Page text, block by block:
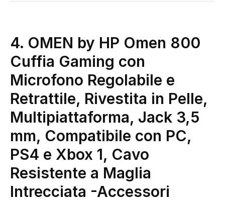
4. OMEN by HP Omen 800
Cuffia Gaming con
Microfono Regolabile e
Retrattile, Rivestita in Pelle,
Multipiattaforma, Jack 3,5
mm, Compatibile con PC,
PS4 e Xbox 1, Cavo
Resistente a Maglia
Intrecciata -Accessori